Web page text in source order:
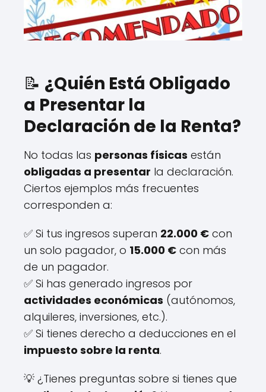
📝 ¿Quién Está Obligado
a Presentar la
Declaración de la Renta?
No todas las personas físicas están
obligadas a presentar la declaración.
Ciertos ejemplos más frecuentes
corresponden a:
✅ Si tus ingresos superan 22.000 € con
un solo pagador, o 15.000 € con más
de un pagador.
✅ Si has generado ingresos por
actividades económicas (autónomos,
alquileres, inversiones, etc.).
✅ Si tienes derecho a deducciones en el
impuesto sobre la renta.
💡 ¿Tienes preguntas sobre si tienes que